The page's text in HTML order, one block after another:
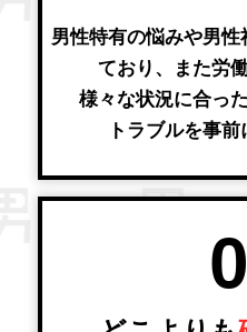
男性特有の悩みや男
ており、また労
様々な状況に合っ
トラブルを事前